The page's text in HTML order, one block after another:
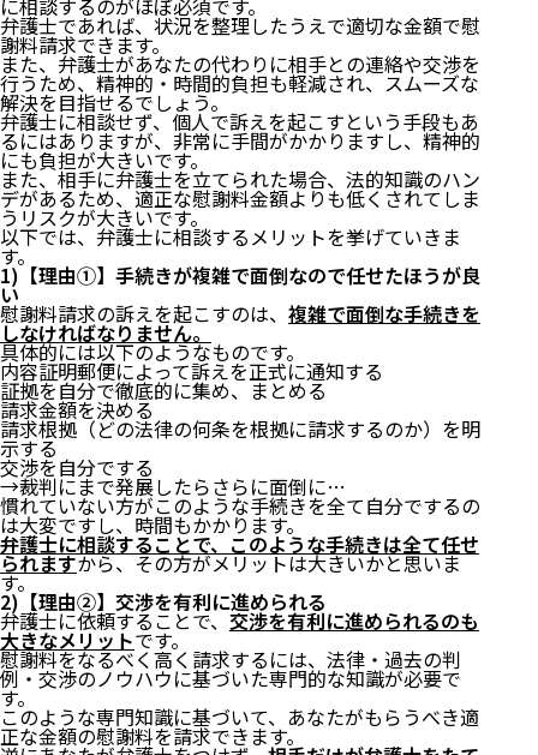
弁護士であれば、状況を整理したうえで適切な金額で慰
謝料請求できます。
また、弁護士があなたの代わりに相手との連絡や交渉を
行うため、精神的・時間的負担も軽減され、スムーズな
解決を目指せるでしょう。
弁護士に相談せず、個人で訴えを起こすという手段もあ
るにはありますが、非常に手間がかかりますし、精神的
にも負担が大きいです。
また、相手に弁護士を立てられた場合、法的知識のハン
デがあるため、適正な慰謝料金額よりも低くされてしま
うリスクが大きいです。
以下では、弁護士に相談するメリットを挙げていきま
す。
1)【理由①】手続きが複雑で面倒なので任せたほうが良
い
慰謝料請求の訴えを起こすのは、 複雑で面倒な手続きを
しなければなりません。
具体的には以下のようなものです。
内容証明郵便によって訴えを正式に通知する
証拠を自分で徹底的に集め、まとめる
請求金額を決める
請求根拠（どの法律の何条を根拠に請求するのか）を明
示する
交渉を自分でする
→裁判にまで発展したらさらに面倒に…
慣れていない方がこのような手続きを全て自分でするの
は大変ですし、時間もかかります。
弁護士に相談することで、このような手続きは全て任せ
られますから、その方がメリットは大きいかと思いま
す。
2)【理由②】交渉を有利に進められる
弁護士に依頼することで、 交渉を有利に進められるのも
大きなメリットです。
慰謝料をなるべく高く請求するには、法律・過去の判
例・交渉のノウハウに基づいた専門的な知識が必要で
す。
このような専門知識に基づいて、あなたがもらうべき適
正な金額の慰謝料を請求できます。